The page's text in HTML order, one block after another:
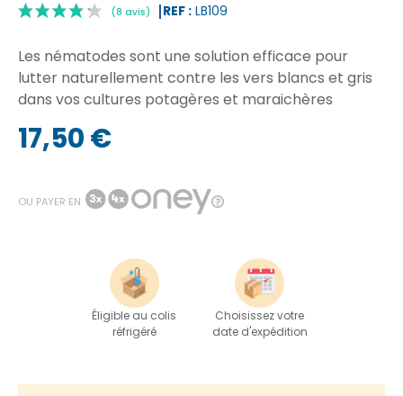
REF : LB109
Les nématodes sont une solution efficace pour
lutter naturellement contre les vers blancs et gris
dans vos cultures potagères et maraichères
17,50 €
OU PAYER EN
Éligible au colis
réfrigéré
Choisissez votre
date d'expédition